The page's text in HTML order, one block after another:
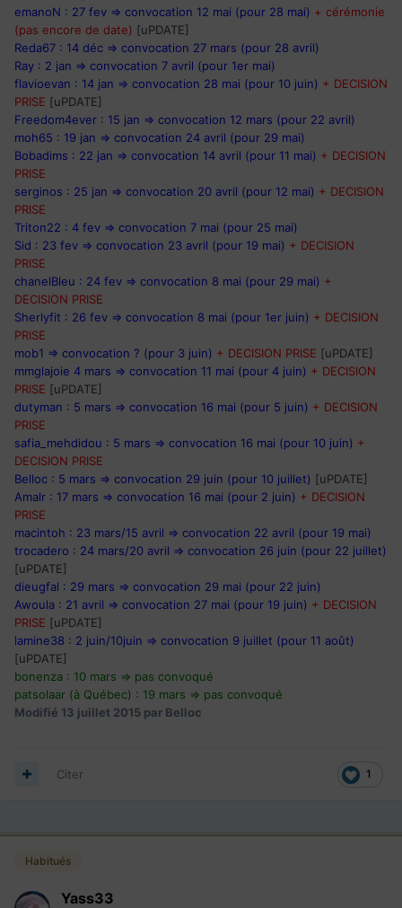
emanoN : 27 fev => convocation 12 mai (pour 28 mai) + cérémonie
(pas encore de date) [uPDATE]
Reda67 : 14 déc => convocation 27 mars (pour 28 avril)
Ray : 2 jan => convocation 7 avril (pour 1er mai)
flavioevan : 14 jan => convocation 28 mai (pour 10 juin) + DECISION
PRISE [uPDATE]
Freedom4ever : 15 jan => convocation 12 mars (pour 22 avril)
moh65 : 19 jan => convocation 24 avril (pour 29 mai)
Bobadims : 22 jan => convocation 14 avril (pour 11 mai) + DECISION
PRISE
serginos : 25 jan => convocation 20 avril (pour 12 mai) + DECISION
PRISE
Triton22 : 4 fev => convocation 7 mai (pour 25 mai)
Sid : 23 fev => convocation 23 avril (pour 19 mai) + DECISION
PRISE
chanelBleu : 24 fev => convocation 8 mai (pour 29 mai) +
DECISION PRISE
Sherlyfit : 26 fev => convocation 8 mai (pour 1er juin) + DECISION
PRISE
mob1 => convocation ? (pour 3 juin) + DECISION PRISE [uPDATE]
mmglajoie 4 mars => convocation 11 mai (pour 4 juin) + DECISION
PRISE [uPDATE]
dutyman : 5 mars => convocation 16 mai (pour 5 juin) + DECISION
PRISE
safia_mehdidou : 5 mars => convocation 16 mai (pour 10 juin) +
DECISION PRISE
Belloc : 5 mars => convocation 29 juin (pour 10 juillet) [uPDATE]
Amalr : 17 mars => convocation 16 mai (pour 2 juin) + DECISION
PRISE
macintoh : 23 mars/15 avril => convocation 22 avril (pour 19 mai)
trocadero : 24 mars/20 avril => convocation 26 juin (pour 22 juillet)
[uPDATE]
dieugfal : 29 mars => convocation 29 mai (pour 22 juin)
Awoula : 21 avril => convocation 27 mai (pour 19 juin) + DECISION
PRISE [uPDATE]
lamine38 : 2 juin/10juin => convocation 9 juillet (pour 11 août)
[uPDATE]
bonenza : 10 mars => pas convoqué
patsolaar (à Québec) : 19 mars => pas convoqué
Modifié 13 juillet 2015 par Belloc
1
Citer
Habitués
Yass33